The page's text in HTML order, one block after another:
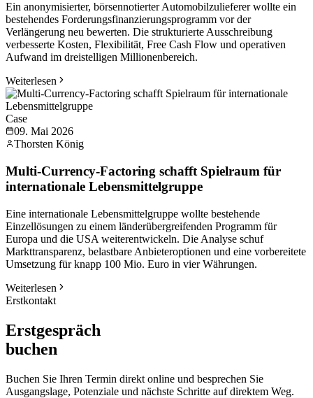
Ein anonymisierter, börsennotierter Automobilzulieferer wollte ein
bestehendes Forderungsfinanzierungsprogramm vor der
Verlängerung neu bewerten. Die strukturierte Ausschreibung
verbesserte Kosten, Flexibilität, Free Cash Flow und operativen
Aufwand im dreistelligen Millionenbereich.
Weiterlesen
Case
09. Mai 2026
Thorsten König
Multi-Currency-Factoring schafft Spielraum für
internationale Lebensmittelgruppe
Eine internationale Lebensmittelgruppe wollte bestehende
Einzellösungen zu einem länderübergreifenden Programm für
Europa und die USA weiterentwickeln. Die Analyse schuf
Markttransparenz, belastbare Anbieteroptionen und eine vorbereitete
Umsetzung für knapp 100 Mio. Euro in vier Währungen.
Weiterlesen
Erstkontakt
Erstgespräch
buchen
Buchen Sie Ihren Termin direkt online und besprechen Sie
Ausgangslage, Potenziale und nächste Schritte auf direktem Weg.